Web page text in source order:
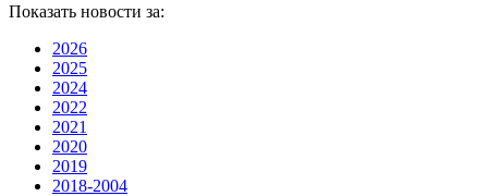
Показать новости за:
2026
2025
2024
2022
2021
2020
2019
2018-2004